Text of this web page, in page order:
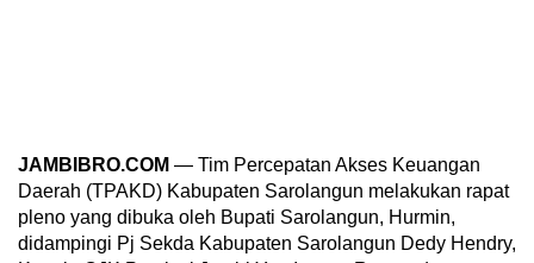
JAMBIBRO.COM — Tim Percepatan Akses Keuangan
Daerah (TPAKD) Kabupaten Sarolangun melakukan rapat
pleno yang dibuka oleh Bupati Sarolangun, Hurmin,
didampingi Pj Sekda Kabupaten Sarolangun Dedy Hendry,